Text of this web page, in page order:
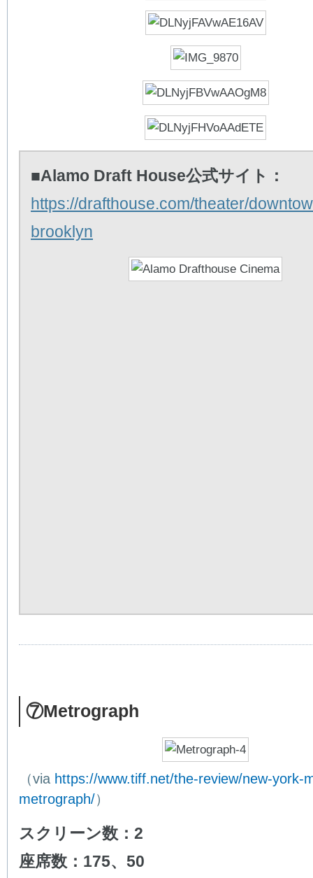
■Alamo Draft House公式サイト：
https://drafthouse.com/theater/
brooklyn
⑦Metrograph
（via https://www.tiff.net/the-review/new-york-
metrograph/）
スクリーン数：2
座席数：175、50